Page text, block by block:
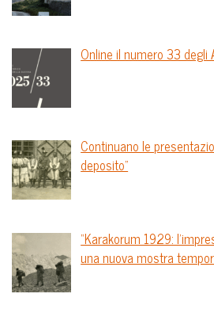
Online il numero 33 degli
Continuano le
deposito”
“Karakorum 1929:
una nuova mostra